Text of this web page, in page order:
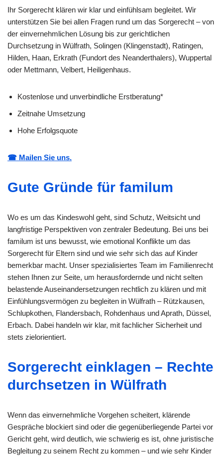
Ihr Sorgerecht klären wir klar und einfühlsam begleitet. Wir
unterstützen Sie bei allen Fragen rund um das Sorgerecht – von
der einvernehmlichen Lösung bis zur gerichtlichen
Durchsetzung in Wülfrath, Solingen (Klingenstadt), Ratingen,
Hilden, Haan, Erkrath (Fundort des Neanderthalers), Wuppertal
oder Mettmann, Velbert, Heiligenhaus.
Kostenlose und unverbindliche Erstberatung*
Zeitnahe Umsetzung
Hohe Erfolgsquote
☎ Mailen Sie uns.
Gute Gründe für familum
Wo es um das Kindeswohl geht, sind Schutz, Weitsicht und
langfristige Perspektiven von zentraler Bedeutung. Bei uns bei
familum ist uns bewusst, wie emotional Konflikte um das
Sorgerecht für Eltern sind und wie sehr sich das auf Kinder
bemerkbar macht. Unser spezialisiertes Team im Familienrecht
stehen Ihnen zur Seite, um herausfordernde und nicht selten
belastende Auseinandersetzungen rechtlich zu klären und mit
Einfühlungsvermögen zu begleiten in Wülfrath – Rützkausen,
Schlupkothen, Flandersbach, Rohdenhaus und Aprath, Düssel,
Erbach. Dabei handeln wir klar, mit fachlicher Sicherheit und
stets zielorientiert.
Sorgerecht einklagen – Rechte
durchsetzen in Wülfrath
Wenn das einvernehmliche Vorgehen scheitert, klärende
Gespräche blockiert sind oder die gegenüberliegende Partei vor
Gericht geht, wird deutlich, wie schwierig es ist, ohne juristische
Begleitung zu seinem Recht zu kommen – und wie sehr Kinder